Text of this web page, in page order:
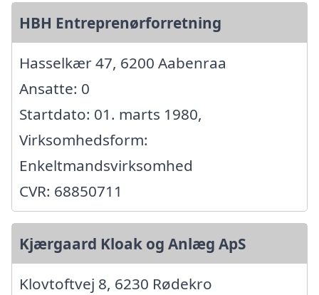
HBH Entreprenørforretning
Hasselkær 47, 6200 Aabenraa
Ansatte: 0
Startdato: 01. marts 1980,
Virksomhedsform:
Enkeltmandsvirksomhed
CVR: 68850711
Kjærgaard Kloak og Anlæg ApS
Klovtoftvej 8, 6230 Rødekro